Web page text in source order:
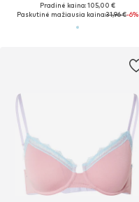
Pradinė kaina: 105,00 €
Paskutinė mažiausia kaina:31,96 €-6%